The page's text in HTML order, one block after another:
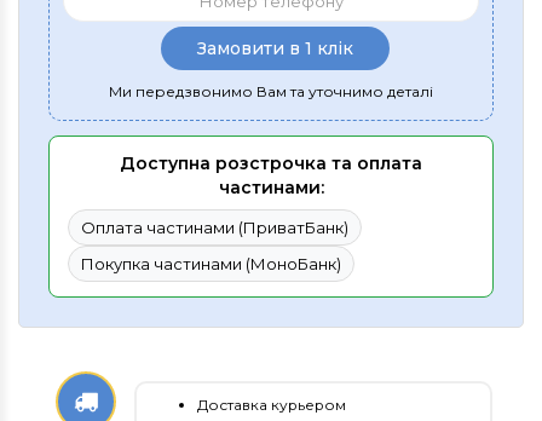
Замовити в 1 клік
Ми передзвонимо Вам та уточнимо деталі
Доступна розстрочка та оплата
частинами:
Оплата частинами (ПриватБанк)
Покупка частинами (МоноБанк)
Доставка курьером